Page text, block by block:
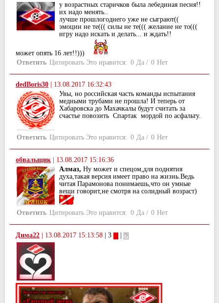
у возрастных старичков была лебединая песня!!
их надо менять..
лучше прошлогоднего уже не сыграют((
эмоции не те((( силы не те((( желание не то(((
игру надо искать и делать... и ждать!!
может опять 16 лет!!)))
Ответить Цитировать Это нравится: 0 Да / 0 Нет
dedBoris30
13.08.2017 16:32:43
Увы, но российская часть команды испытания
медными трубами не прошла! И теперь от
Хабаровска до Махачкалы будут считать за
счастье повозить Спартак мордой по асфальту.
Ответить Цитировать Это нравится: 0 Да / 0 Нет
обвальщик
13.08.2017 15:16:36
Алмаз, Ну может и спецом,для поднятия
духа,такая версия имеет право на жизнь.Ведь
читая Парамонова понимаешь,что он умные
вещи говорит,не смотря на солидный возраст)
Ответить Цитировать Это нравится: 0 Да / 0 Нет
Дима22 13.08.2017 15:13:58 | 3